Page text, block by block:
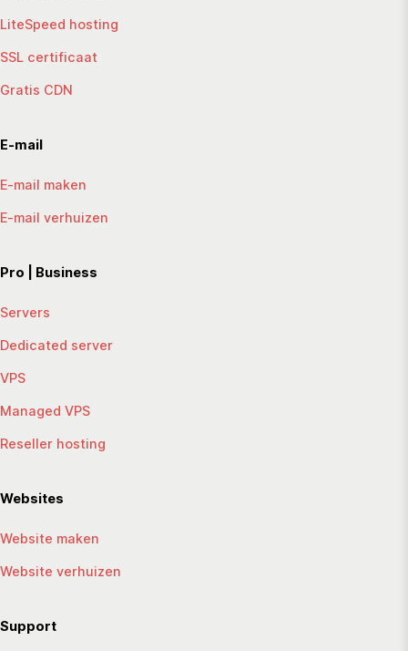
LiteSpeed hosting
SSL certificaat
Gratis CDN
E-mail
E-mail maken
E-mail verhuizen
Pro | Business
Servers
Dedicated server
VPS
Managed VPS
Reseller hosting
Websites
Website maken
Website verhuizen
Support